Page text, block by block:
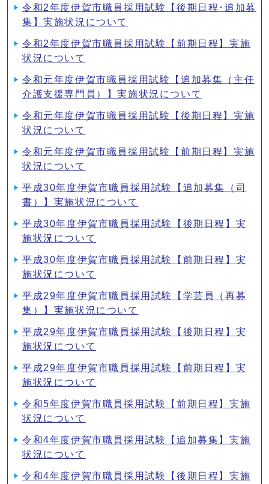
令和2年度伊賀市職員採用試験【後期日程･追加募
集】実施状況について
令和2年度伊賀市職員採用試験【前期日程】実施
状況について
令和元年度伊賀市職員採用試験【追加募集（主任
介護支援専門員）】実施状況について
令和元年度伊賀市職員採用試験【後期日程】実施
状況について
令和元年度伊賀市職員採用試験【前期日程】実施
状況について
平成30年度伊賀市職員採用試験【追加募集（司
書）】実施状況について
平成30年度伊賀市職員採用試験【後期日程】実
施状況について
平成30年度伊賀市職員採用試験【前期日程】実
施状況について
平成29年度伊賀市職員採用試験【学芸員（再募
集）】実施状況について
平成29年度伊賀市職員採用試験【後期日程】実
施状況について
平成29年度伊賀市職員採用試験【前期日程】実
施状況について
令和5年度伊賀市職員採用試験【前期日程】実施
状況について
令和4年度伊賀市職員採用試験【追加募集】実施
状況について
令和4年度伊賀市職員採用試験【後期日程】実施